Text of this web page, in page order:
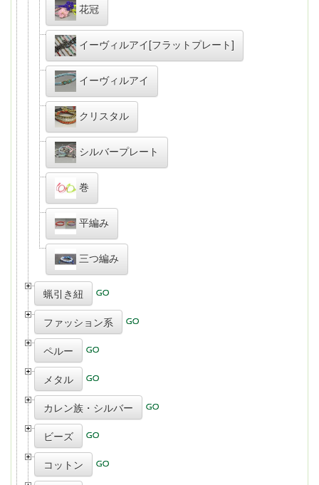
花冠
イーヴィルアイ[フラットプレート]
イーヴィルアイ
クリスタル
シルバープレート
巻
平編み
三つ編み
蝋引き紐
ファッション系
ペルー
メタル
カレン族・シルバー
ビーズ
コットン